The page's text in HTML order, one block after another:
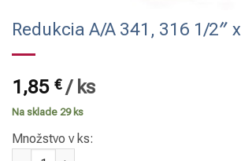
Redukcia A/A 341, 316 1/2″
1,85 €/ ks
Na sklade 29 ks
Množstvo v ks:
množstvo Redukcia A/A 341, 316 1/2" x 3/8"